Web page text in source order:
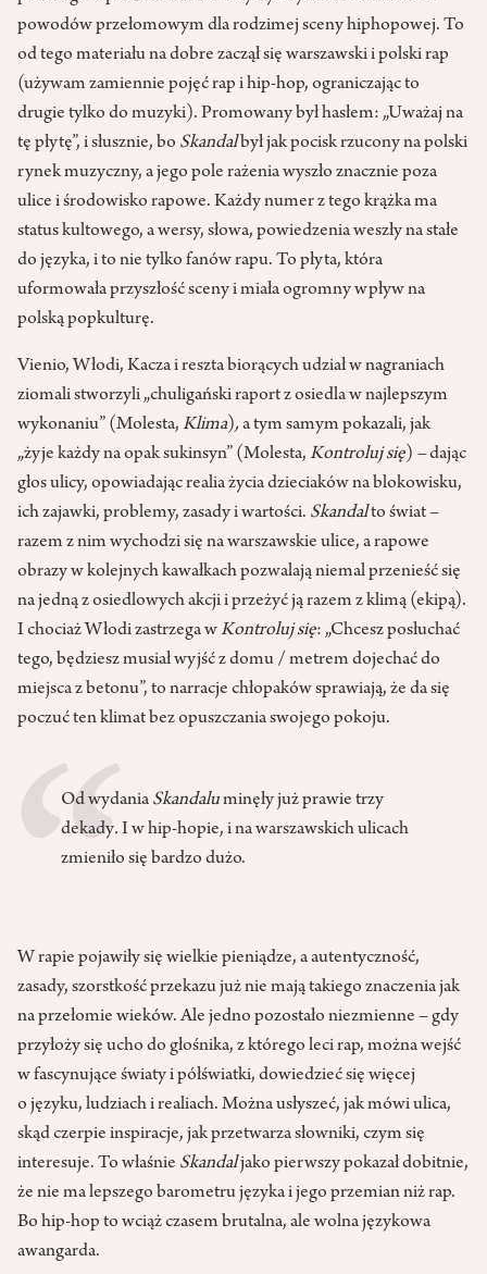
powodów przełomowym dla rodzimej sceny hiphopowej. To
od tego materiału na dobre zaczął się warszawski i polski rap
(używam zamiennie pojęć rap i hip-hop, ograniczając to
drugie tylko do muzyki). Promowany był hasłem: „Uważaj na
tę płytę”, i słusznie, bo Skandalbył jak pocisk rzucony na polski
rynek muzyczny, a jego pole rażenia wyszło znacznie poza
ulice i środowisko rapowe. Każdy numer z tego krążka ma
status kultowego, a wersy, słowa, powiedzenia weszły na stałe
do języka, i to nie tylko fanów rapu. To płyta, która
uformowała przyszłość sceny i miała ogromny wpływ na
polską popkulturę.
Vienio, Włodi, Kacza i reszta biorących udział w nagraniach
ziomali stworzyli „chuligański raport z osiedla w najlepszym
wykonaniu” (Molesta, Klima), a tym samym pokazali, jak
„żyje każdy na opak sukinsyn” (Molesta, Kontroluj się) –dając
głos ulicy, opowiadając realia życia dzieciaków na blokowisku,
ich zajawki, problemy, zasady i wartości. Skandalto świat –
razem z nim wychodzi się na warszawskie ulice, a rapowe
obrazy w kolejnych kawałkach pozwalają niemal przenieść się
na jedną z osiedlowych akcji i przeżyć ją razem z klimą (ekipą).
I chociaż Włodi zastrzega wKontroluj się: „Chcesz posłuchać
tego, będziesz musiał wyjść z domu / metrem dojechać do
miejsca z betonu”, to narracje chłopaków sprawiają, że da się
poczuć ten klimat bez opuszczania swojego pokoju.
Od wydania Skandaluminęły już prawie trzy
dekady. I w hip-hopie, i na warszawskich ulicach
zmieniło się bardzo dużo.
W rapie pojawiły się wielkie pieniądze, a autentyczność,
zasady, szorstkość przekazu już nie mają takiego znaczenia jak
na przełomie wieków. Ale jedno pozostało niezmienne – gdy
przyłoży się ucho do głośnika, z którego leci rap, można wejść
w fascynujące światy i półświatki, dowiedzieć się więcej
o języku, ludziach i realiach. Można usłyszeć, jak mówi ulica,
skąd czerpie inspiracje, jak przetwarza słowniki, czym się
interesuje. To właśnie Skandaljako pierwszy pokazał dobitnie,
że nie ma lepszego barometru języka i jego przemian niż rap.
Bo hip-hop to wciąż czasem brutalna, ale wolna językowa
awangarda.